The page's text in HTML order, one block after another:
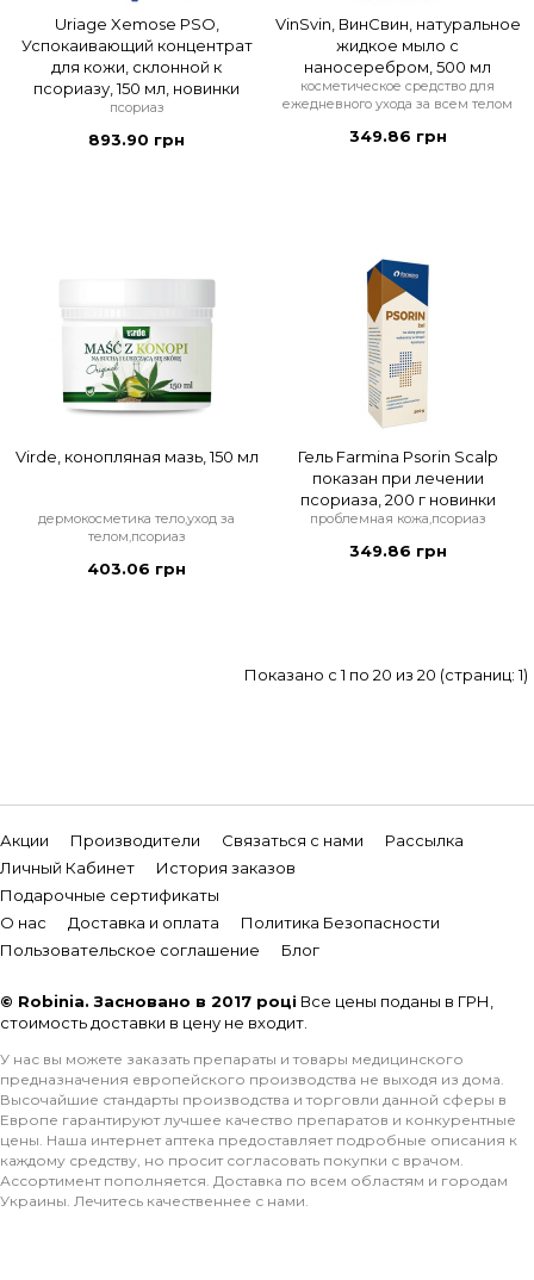
Uriage Xemose PSO,
Успокаивающий концентрат
для кожи, склонной к
псориазу, 150 мл, новинки
псориаз
893.90 грн
VinSvin, ВинСвин, натуральное
жидкое мыло с
наносеребром, 500 мл
косметическое средство для
ежедневного ухода за всем телом
349.86 грн
Virde, конопляная мазь, 150 мл
дермокосметика тело,уход за
телом,псориаз
403.06 грн
Гель Farmina Psorin Scalp
показан при лечении
псориаза, 200 г новинки
проблемная кожа,псориаз
349.86 грн
Показано с 1 по 20 из 20 (страниц: 1)
Акции Производители Связаться с нами
Рассылка
Личный Кабинет
История заказов
Подарочные сертификаты
О нас
Доставка и оплата
Политика Безопасности
Пользовательское соглашение
Блог
© Robinia. Засновано в 2017 році Все цены поданы в ГРН,
стоимость доставки в цену не входит.
У нас вы можете заказать препараты и товары медицинского
предназначения европейского производства не выходя из дома.
Высочайшие стандарты производства и торговли данной сферы в
Европе гарантируют лучшее качество препаратов и конкурентные
цены. Наша интернет аптека предоставляет подробные описания к
каждому средству, но просит согласовать покупки с врачом.
Ассортимент пополняется. Доставка по всем областям и городам
Украины. Лечитесь качественнее с нами.